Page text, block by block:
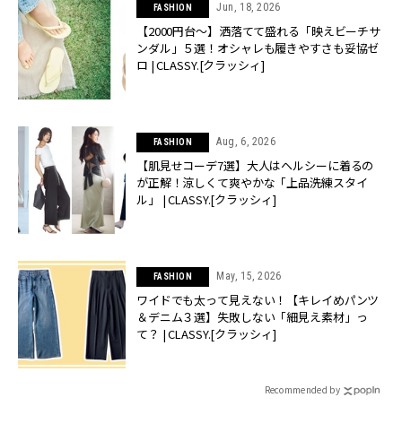
FASHION Jun, 18, 2026
【2000円台〜】洒落てて盛れる「映えビーチサ
ンダル」５選！オシャレも履きやすさも妥協ゼ
ロ | CLASSY.[クラッシィ]
FASHION Aug, 6, 2026
【肌見せコーデ7選】大人はヘルシーに着るの
が正解！涼しくて爽やかな「上品洗練スタイ
ル」 | CLASSY.[クラッシィ]
FASHION May, 15, 2026
ワイドでも太って見えない！【キレイめパンツ
＆デニム３選】失敗しない「細見え素材」っ
て？ | CLASSY.[クラッシィ]
Recommended by